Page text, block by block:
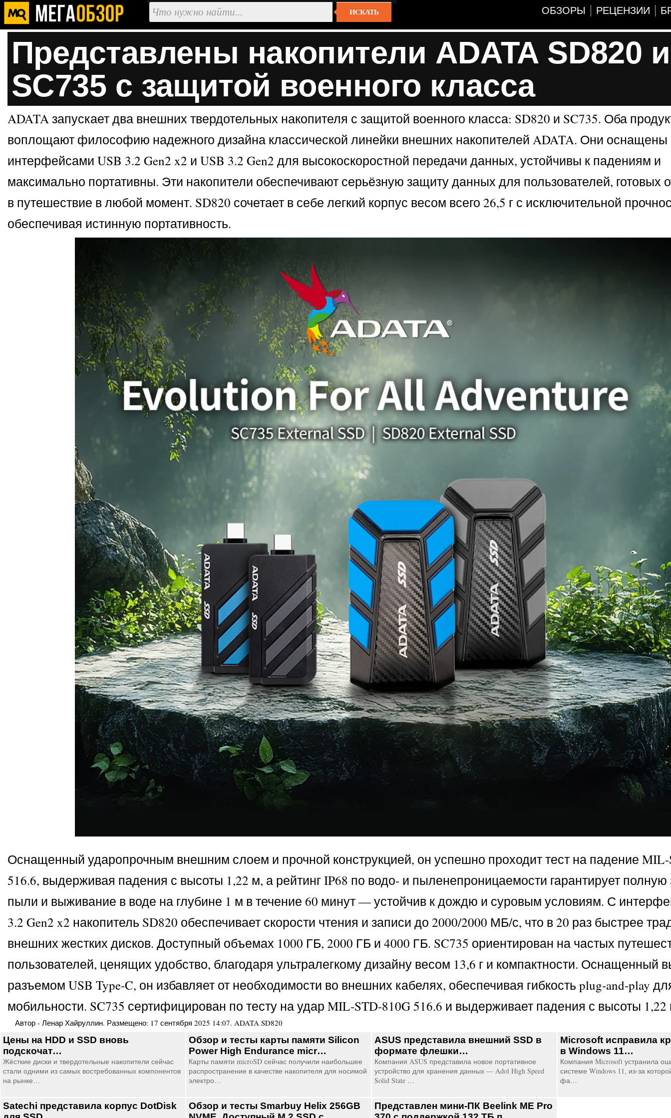
ИСКАТЬ ОБЗОРЫ РЕЦЕНЗИИ
Представлены накопители ADATA SD820 и
SC735 с защитой военного класса
ADATA запускает два внешних твердотельных накопителя с защитой военного класса: SD820 и SC735. Оба
воплощают философию надежного дизайна классической линейки внешних накопителей ADATA. Они оснащены
интерфейсами USB 3.2 Gen2 x2 и USB 3.2 Gen2 для высокоскоростной передачи данных, устойчивы к падениям и
максимально портативны. Эти накопители обеспечивают серьёзную защиту данных для пользователей, готовых
в путешествие в любой момент. SD820 сочетает в себе легкий корпус весом всего 26,5 г с исключительной
обеспечивая истинную портативность.
Оснащенный ударопрочным внешним слоем и прочной конструкцией, он успешно проходит тест на падение MIL-
516.6, выдерживая падения с высоты 1,22 м, а рейтинг IP68 по водо- и пыленепроницаемости гарантирует полную
пыли и выживание в воде на глубине 1 м в течение 60 минут — устойчив к дождю и суровым условиям. С
3.2 Gen2 x2 накопитель SD820 обеспечивает скорости чтения и записи до 2000/2000 МБ/с, что в 20 раз быстрее
внешних жестких дисков. Доступный объемах 1000 ГБ, 2000 ГБ и 4000 ГБ. SC735 ориентирован на частых
пользователей, ценящих удобство, благодаря ультралегкому дизайну весом 13,6 г и компактности. Оснащенный
разъемом USB Type-C, он избавляет от необходимости во внешних кабелях, обеспечивая гибкость plug-and-play
мобильности. SC735 сертифицирован по тесту на удар MIL-STD-810G 516.6 и выдерживает падения с высоты 1,22
Автор - Ленар Хайруллин. Размещено: 17 сентября 2025 14:07. ADATA SD820
Цены на HDD и SSD вновь
подскочат…
Жёсткие диски и твердотельные накопители сейчас
стали одними из самых востребованных компонентов
на рынке…
Обзор и тесты карты памяти Silicon
Power High Endurance micr…
Карты памяти microSD сейчас получили наибольшее
распространение в качестве накопителя для носимой
электро…
ASUS представила внешний SSD в
формате флешки…
Компания ASUS представила новое портативное
устройство для хранения данных — Adol High Speed
Solid State …
Microsoft исправила
в Windows 11…
Компания Microsoft устранила
системе Windows 11, из-за
фа…
Satechi представила корпус DotDisk
Обзор и тесты Smarbuy Helix 256GB
Представлен мини-ПК Beelink ME Pro